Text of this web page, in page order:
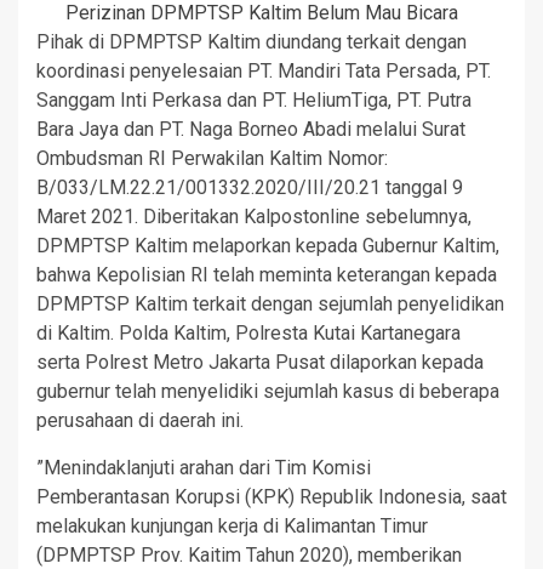
Perizinan DPMPTSP Kaltim Belum Mau Bicara
Pihak di DPMPTSP Kaltim diundang terkait dengan
koordinasi penyelesaian PT. Mandiri Tata Persada, PT.
Sanggam Inti Perkasa dan PT. HeliumTiga, PT. Putra
Bara Jaya dan PT. Naga Borneo Abadi melalui Surat
Ombudsman RI Perwakilan Kaltim Nomor:
B/033/LM.22.21/001332.2020/III/20.21 tanggal 9
Maret 2021. Diberitakan Kalpostonline sebelumnya,
DPMPTSP Kaltim melaporkan kepada Gubernur Kaltim,
bahwa Kepolisian RI telah meminta keterangan kepada
DPMPTSP Kaltim terkait dengan sejumlah penyelidikan
di Kaltim. Polda Kaltim, Polresta Kutai Kartanegara
serta Polrest Metro Jakarta Pusat dilaporkan kepada
gubernur telah menyelidiki sejumlah kasus di beberapa
perusahaan di daerah ini.
”Menindaklanjuti arahan dari Tim Komisi
Pemberantasan Korupsi (KPK) Republik Indonesia, saat
melakukan kunjungan kerja di Kalimantan Timur
(DPMPTSP Prov. Kaitim Tahun 2020), memberikan